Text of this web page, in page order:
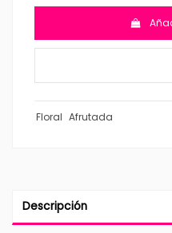
Floral Afrutada
Descripción